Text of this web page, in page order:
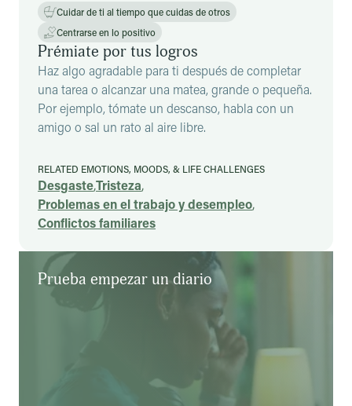
Cuidar de ti al tiempo que cuidas de otros
Centrarse en lo positivo
Prémiate por tus logros
Haz algo agradable para ti después de completar
una tarea o alcanzar una matea, grande o pequeña.
Por ejemplo, tómate un descanso, habla con un
amigo o sal un rato al aire libre.
RELATED EMOTIONS, MOODS, & LIFE CHALLENGES
Desgaste,Tristeza,
Problemas en el trabajo y desempleo,
Conflictos familiares
Prueba empezar un diario